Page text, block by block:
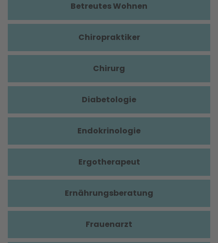
Betreutes Wohnen
Chiropraktiker
Chirurg
Diabetologie
Endokrinologie
Ergotherapeut
Ernährungsberatung
Frauenarzt